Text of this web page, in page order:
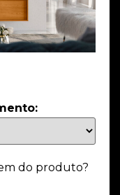
do produto?